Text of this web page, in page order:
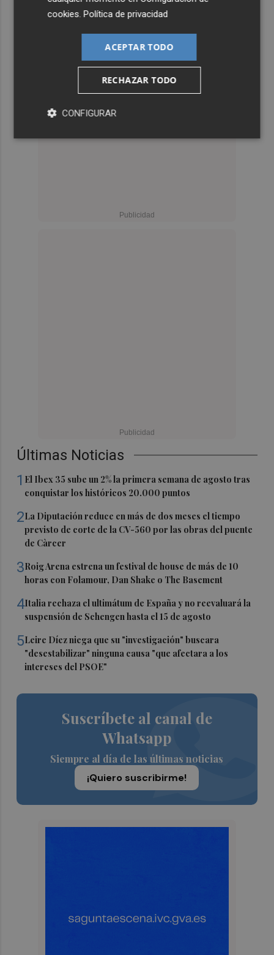
Últimas Noticias
1 El Ibex 35 sube un 2% la primera semana de agosto tras
conquistar los históricos 20.000 puntos
2La Diputación reduce en más de dos meses el tiempo
previsto de corte de la CV-560 por las obras del puente
de Càrcer
3Roig Arena estrena un festival de house de más de 10
horas con Folamour, Dan Shake o The Basement
4Italia rechaza el ultimátum de España y no reevaluará la
suspensión de Schengen hasta el 15 de agosto
5Leire Díez niega que su "investigación" buscara
"desestabilizar" ninguna causa "que afectara a los
intereses del PSOE"
Suscríbete al canal de
Whatsapp
Siempre al día de las últimas noticias
¡Quiero suscribirme!
cookies .Política de privacidad
ACEPTAR TODO
RECHAZAR TODO
CONFIGURAR